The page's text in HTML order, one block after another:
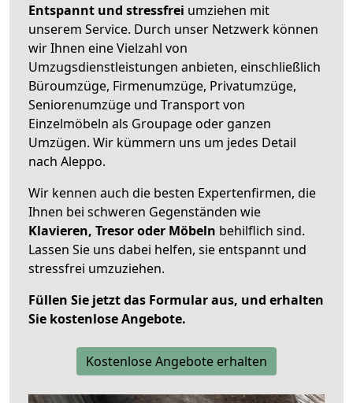
Entspannt und stressfrei umziehen mit
unserem Service. Durch unser Netzwerk können
wir Ihnen eine Vielzahl von
Umzugsdienstleistungen anbieten, einschließlich
Büroumzüge, Firmenumzüge, Privatumzüge,
Seniorenumzüge und Transport von
Einzelmöbeln als Groupage oder ganzen
Umzügen. Wir kümmern uns um jedes Detail
nach Aleppo.
Wir kennen auch die besten Expertenfirmen, die
Ihnen bei schweren Gegenständen wie
Klavieren, Tresor oder Möbeln behilflich sind.
Lassen Sie uns dabei helfen, sie entspannt und
stressfrei umzuziehen.
Füllen Sie jetzt das Formular aus, und erhalten
Sie kostenlose Angebote.
Kostenlose Angebote erhalten